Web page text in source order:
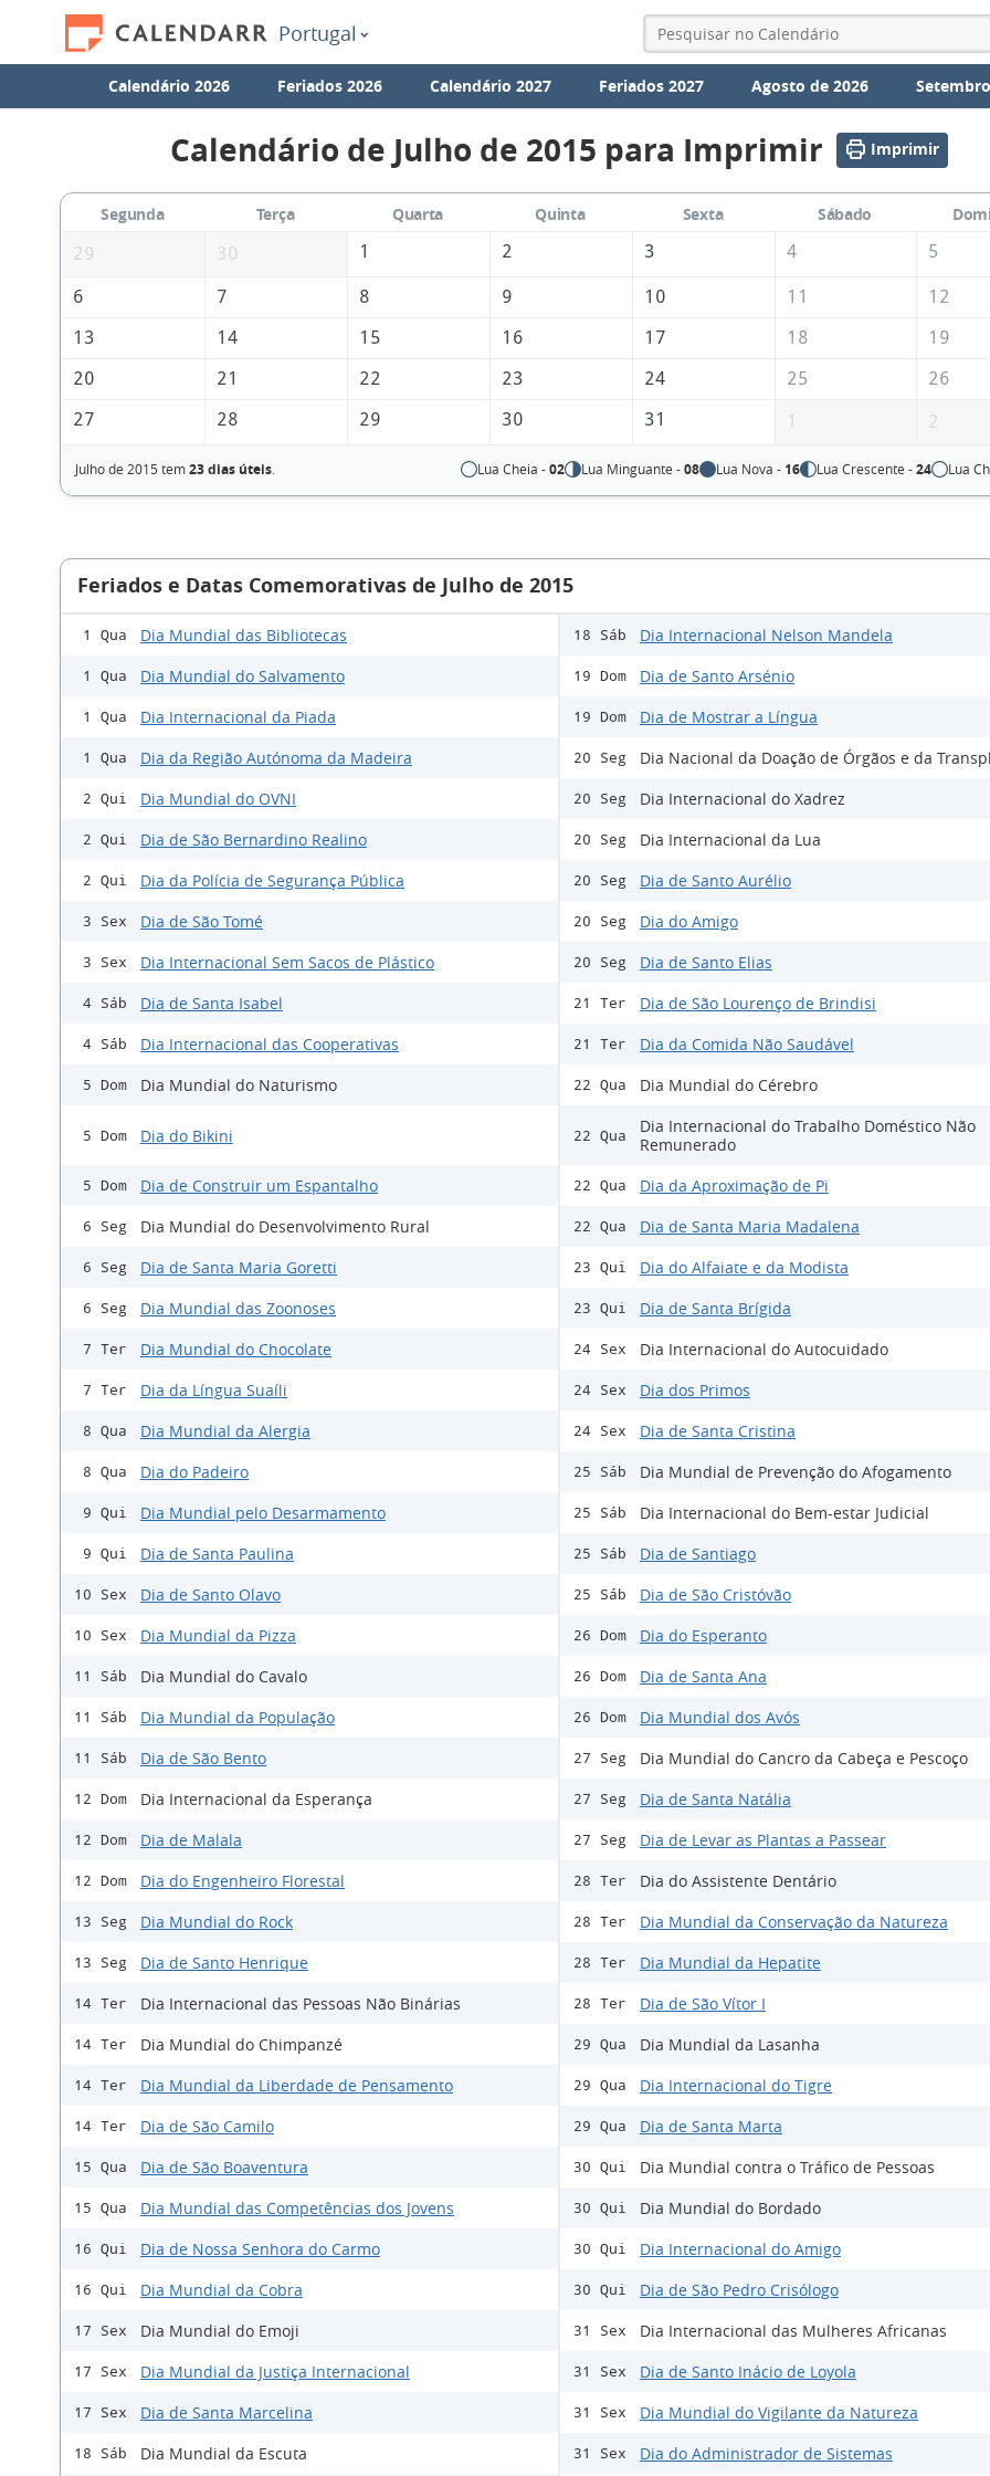
Portugal
Calendário 2026 Feriados 2026 Calendário 2027 Feriados 2027 Agosto de 2026
Calendário de Julho de 2015 para Imprimir Imprimir
Segunda Terça Quarta Quinta Sexta Sábado
29
30 1 2 3 4 5
6 7 8 9 10 11
12
13
14 15 16 17 18
19
20
21 22 23 24 25
26
27
28 29 30 31 1 2
Julho de 2015 tem23 dias úteis. Lua Cheia -02 Lua Minguante -08 Lua Nova - 16 Lua Crescente -24 Lua
Feriados e Datas Comemorativas de Julho de 2015
1 Qua Dia Mundial das Bibliotecas
1 Qua Dia Mundial do Salvamento
1 Qua Dia Internacional da Piada
1 Qua Dia da Região Autónoma da Madeira
2 Qui Dia Mundial do OVNI
2 Qui Dia de São Bernardino Realino
2 Qui Dia da Polícia de Segurança Pública
3 Sex Dia de São Tomé
3 Sex Dia Internacional Sem Sacos de Plástico
4 Sáb Dia de Santa Isabel
4 Sáb Dia Internacional das Cooperativas
5 Dom Dia Mundial do Naturismo
5 Dom Dia do Bikini
5 Dom Dia de Construir um Espantalho
6 Seg Dia Mundial do Desenvolvimento Rural
6 Seg Dia de Santa Maria Goretti
6 Seg Dia Mundial das Zoonoses
7 Ter Dia Mundial do Chocolate
7 Ter Dia da Língua Suaíli
8 Qua Dia Mundial da Alergia
8 Qua Dia do Padeiro
9 Qui Dia Mundial pelo Desarmamento
9 Qui Dia de Santa Paulina
10 Sex Dia de Santo Olavo
10 Sex Dia Mundial da Pizza
11 Sáb Dia Mundial do Cavalo
11 Sáb Dia Mundial da População
11 Sáb Dia de São Bento
12 Dom Dia Internacional da Esperança
12 Dom Dia de Malala
12 Dom Dia do Engenheiro Florestal
13 Seg Dia Mundial do Rock
13 Seg Dia de Santo Henrique
14 Ter Dia Internacional das Pessoas Não Binárias
14 Ter Dia Mundial do Chimpanzé
14 Ter Dia Mundial da Liberdade de Pensamento
14 Ter Dia de São Camilo
15 Qua Dia de São Boaventura
15 Qua Dia Mundial das Competências dos Jovens
16 Qui Dia de Nossa Senhora do Carmo
16 Qui Dia Mundial da Cobra
17 Sex Dia Mundial do Emoji
17 Sex Dia Mundial da Justiça Internacional
17 Sex Dia de Santa Marcelina
18 Sáb Dia Mundial da Escuta
18 Sáb Dia Internacional Nelson Mandela
19 Dom Dia de Santo Arsénio
19 Dom Dia de Mostrar a Língua
20 Seg Dia Nacional da Doação de Órgãos e da
20 Seg Dia Internacional do Xadrez
20 Seg Dia Internacional da Lua
20 Seg Dia de Santo Aurélio
20 Seg Dia do Amigo
20 Seg Dia de Santo Elias
21 Ter Dia de São Lourenço de Brindisi
21 Ter Dia da Comida Não Saudável
22 Qua Dia Mundial do Cérebro
22 Qua
Dia Internacional do Trabalho Doméstico Não
Remunerado
22 Qua Dia da Aproximação de Pi
22 Qua Dia de Santa Maria Madalena
23 Qui Dia do Alfaiate e da Modista
23 Qui Dia de Santa Brígida
24 Sex Dia Internacional do Autocuidado
24 Sex Dia dos Primos
24 Sex Dia de Santa Cristina
25 Sáb Dia Mundial de Prevenção do Afogamento
25 Sáb Dia Internacional do Bem-estar Judicial
25 Sáb Dia de Santiago
25 Sáb Dia de São Cristóvão
26 Dom Dia do Esperanto
26 Dom Dia de Santa Ana
26 Dom Dia Mundial dos Avós
27 Seg Dia Mundial do Cancro da Cabeça e Pescoço
27 Seg Dia de Santa Natália
27 Seg Dia de Levar as Plantas a Passear
28 Ter Dia do Assistente Dentário
28 Ter Dia Mundial da Conservação da Natureza
28 Ter Dia Mundial da Hepatite
28 Ter Dia de São Vítor I
29 Qua Dia Mundial da Lasanha
29 Qua Dia Internacional do Tigre
29 Qua Dia de Santa Marta
30 Qui Dia Mundial contra o Tráfico de Pessoas
30 Qui Dia Mundial do Bordado
30 Qui Dia Internacional do Amigo
30 Qui Dia de São Pedro Crisólogo
31 Sex Dia Internacional das Mulheres Africanas
31 Sex Dia de Santo Inácio de Loyola
31 Sex Dia Mundial do Vigilante da Natureza
31 Sex Dia do Administrador de Sistemas